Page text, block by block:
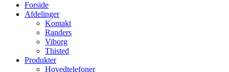
Forside
Afdelinger
Kontakt
Randers
Viborg
Thisted
Produkter
Hovedtelefoner